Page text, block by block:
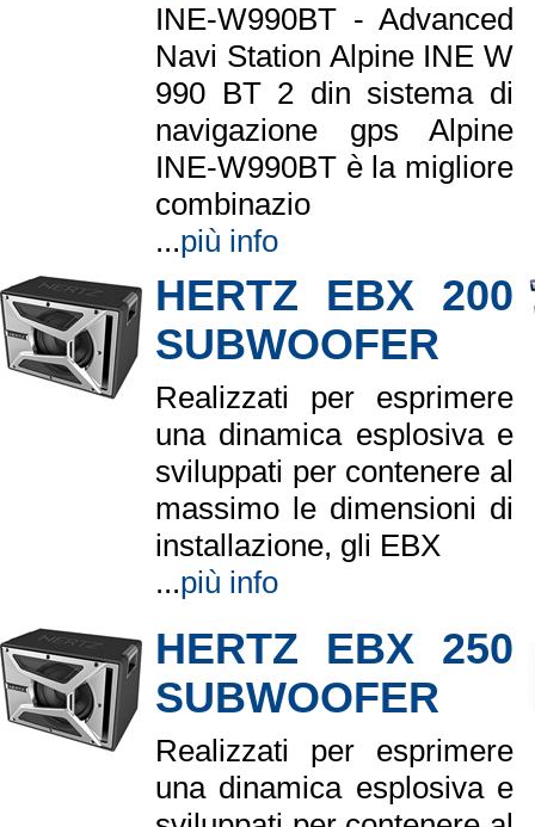
INE-W990BT - Advanced
Navi Station Alpine INE W
990 BT 2 din sistema di
navigazione gps Alpine
INE-W990BT è la migliore
combinazio
...più info
HERTZ EBX 200
SUBWOOFER
Realizzati per esprimere
una dinamica esplosiva e
sviluppati per contenere al
massimo le dimensioni di
installazione, gli EBX
...più info
HERTZ EBX 250
SUBWOOFER
Realizzati per esprimere
una dinamica esplosiva e